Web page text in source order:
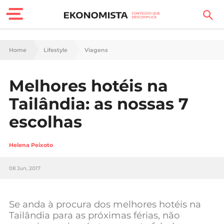
Finanças Pessoais
Carreira
Casa
Lifestyle
Sociedade
Negócios
Home Lifestyle Viagens
Melhores hotéis na
Tailândia: as nossas 7
escolhas
Helena Peixoto
08 Jun, 2017
Se anda à procura dos melhores hotéis na
Tailândia para as próximas férias, não